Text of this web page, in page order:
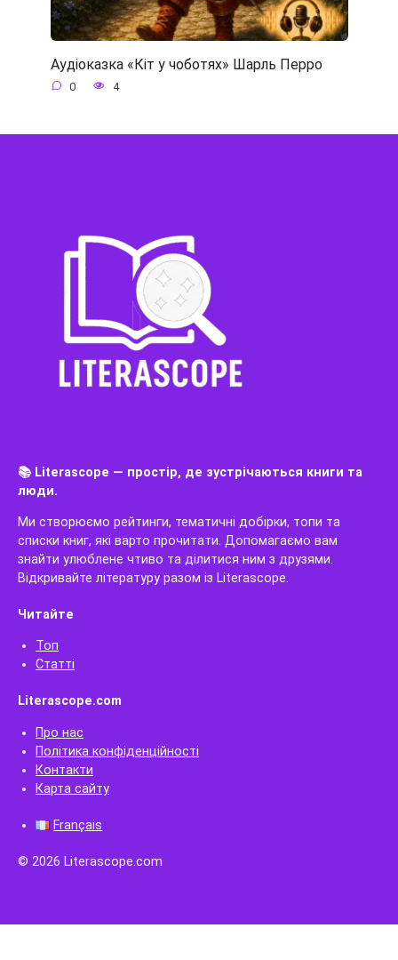
Аудіоказка «Кіт у чоботях» Шарль Перро
0 4
📚 Literascope — простір, де зустрічаються книги та
люди.
Ми створюємо рейтинги, тематичні добірки, топи та
списки книг, які варто прочитати. Допомагаємо вам
знайти улюблене чтиво та ділитися ним з друзями.
Відкривайте літературу разом із Literascope.
Читайте
Топ
Статті
Literascope.com
Про нас
Політика конфіденційності
Контакти
Карта сайту
Français
© 2026 Literascope.com